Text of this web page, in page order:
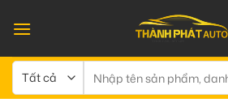
qua
dung
kiếm: